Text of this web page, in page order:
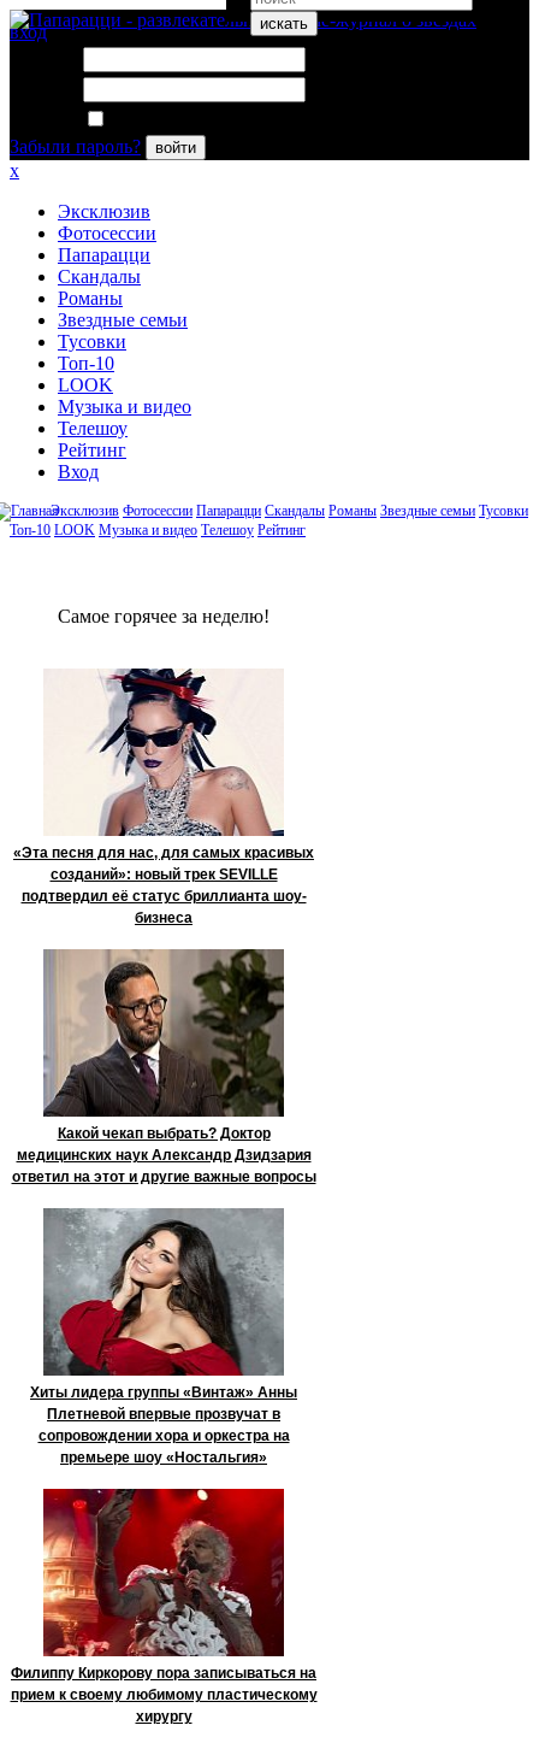
искать
вход
Забыли пароль?
войти
x
Эксклюзив
Фотосессии
Папарацци
Скандалы
Романы
Звездные семьи
Тусовки
Топ-10
LOOK
Музыка и видео
Телешоу
Рейтинг
Вход
Эксклюзив Фотосессии Папарацци Скандалы Романы Звездные семьи Тусовки
Топ-10 LOOK Музыка и видео Телешоу Рейтинг
Сaмое гoрячее за неделю!
«Эта песня для нас, для самых красивых
созданий»: новый трек SEVILLE
подтвердил её статус бриллианта шоу-
бизнеса
Какой чекап выбрать? Доктор
медицинских наук Александр Дзидзария
ответил на этот и другие важные вопросы
Хиты лидера группы «Винтаж» Анны
Плетневой впервые прозвучат в
сопровождении хора и оркестра на
премьере шоу «Ностальгия»
Филиппу Киркорову пора записываться на
прием к своему любимому пластическому
хирургу